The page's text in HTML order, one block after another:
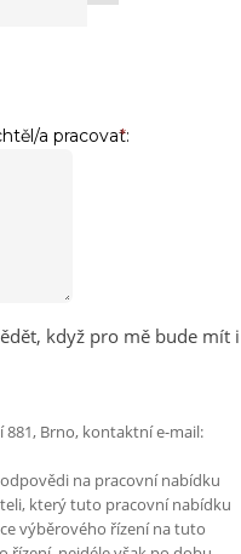
a pracovat:
*
když pro mě bude mít i
881, Brno, kontaktní e-mail:
na pracovní nabídku
který tuto pracovní nabídku
výběrového řízení na tuto